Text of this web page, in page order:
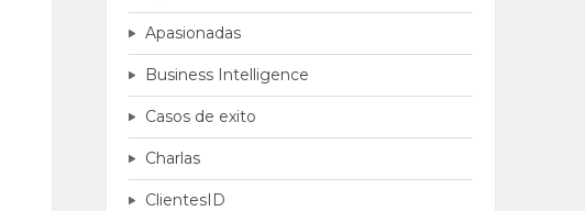
Apasionadas
Business Intelligence
Casos de exito
Charlas
ClientesID